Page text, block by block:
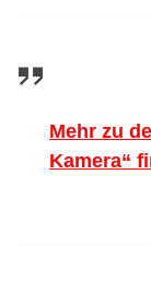
Mehr zu
Kamera“